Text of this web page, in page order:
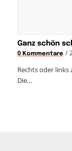
Ganz schön
0 Kommentare /
Rechts oder
Die…